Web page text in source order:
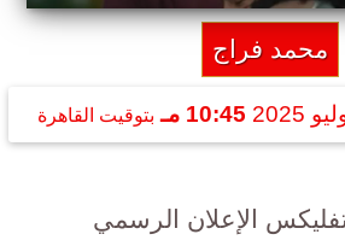
محمد فراج
10:45 مـ بتوقيت القاهرة
الإعلان الرسمي